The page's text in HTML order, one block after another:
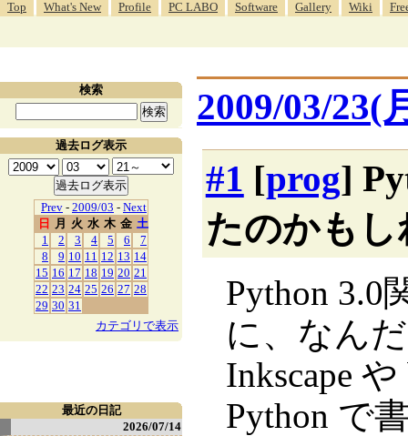
Top What's New Profile PC LABO Software Gallery Wiki
2009/03/23(
#1 [prog]
たのかもし
Python 3.0
に、なん
Inkscape
Python で
最近の日記
2026/07/14
検索
過去ログ表示
Prev - 2009/03 - Next
日
月 火 水 木 金 土
1
2 3 4 5 6
7
8
9 10 11 12 13 14
15 16 17 18 19 20 21
22 23 24 25 26 27 28
29 30 31
カテゴリで表示